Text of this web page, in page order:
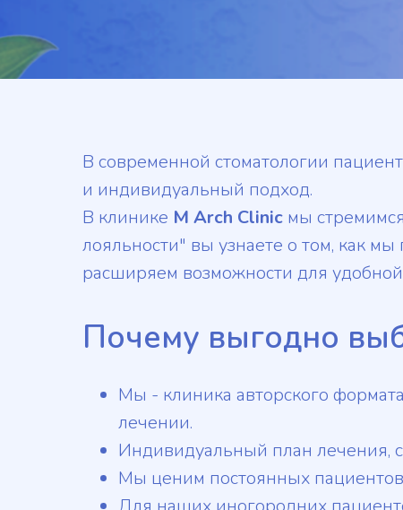
В современной стоматологии
и индивидуальный подход.
В клинике M Arch Clinic мы
лояльности" вы узнаете о том, как
расширяем возможности для
Почему выгодно
Мы - клиника авторского
лечении.
Индивидуальный план лечения,
Мы ценим постоянных